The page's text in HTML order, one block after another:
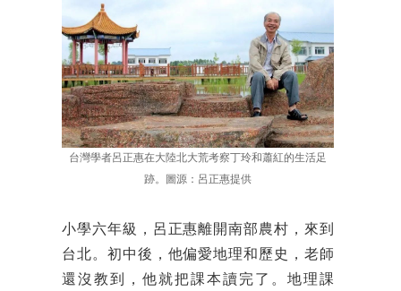
台灣學者呂正惠在大陸北大荒考察丁玲和蕭紅的生活足
跡。圖源：呂正惠提供
小學六年級，呂正惠離開南部農村，來到
台北。初中後，他偏愛地理和歷史，老師
還沒教到，他就把課本讀完了。地理課